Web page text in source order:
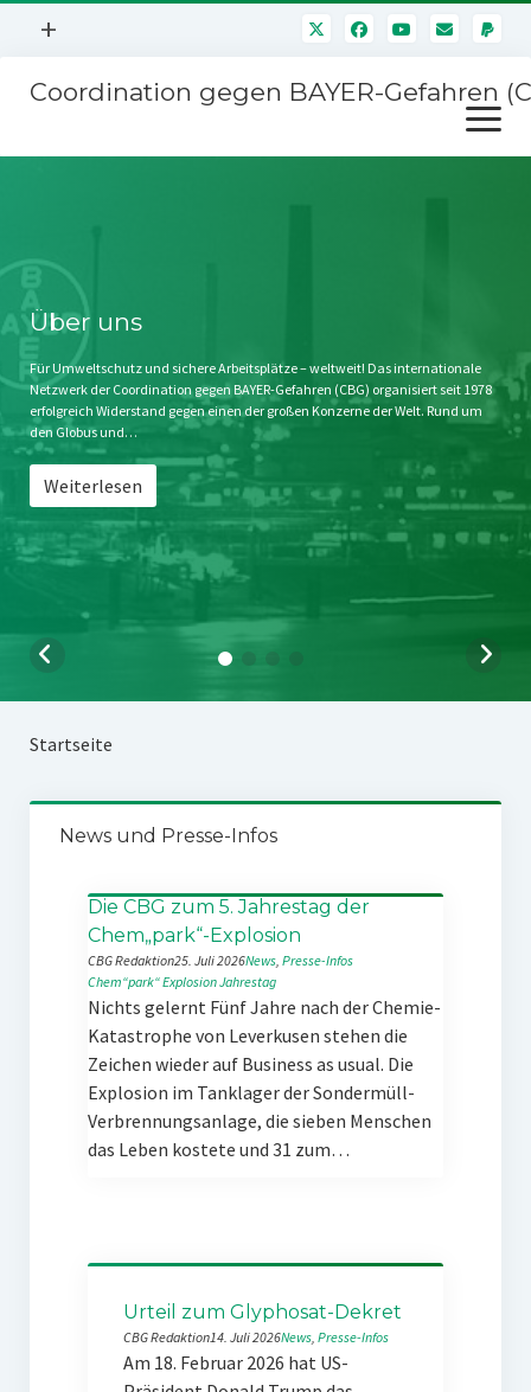
Menü
+
Mitmachen
Kontakt
Impressum
Störfälle
Coordination gegen BAYER-Gefahren
Menü
öffnen
Stichwort BAYER
Jahrestagung
SPENDEN
Über uns
Für Umweltschutz und sichere Arbeitsplätze – weltweit! Das internationale
Netzwerk der Coordination gegen BAYER-Gefahren (CBG) organisiert seit 1978
erfolgreich Widerstand gegen einen der großen Konzerne der Welt. Rund um
den Globus und…
Weiterlesen
Startseite
News und Presse-Infos
Die CBG zum 5. Jahrestag der
Chem„park“-Explosion
CBG Redaktion25. Juli 2026News, Presse-Infos
Chem“park“ExplosionJahrestag
Nichts gelernt Fünf Jahre nach der Chemie-
Katastrophe von Leverkusen stehen die
Zeichen wieder auf Business as usual. Die
Explosion im Tanklager der Sondermüll-
Verbrennungsanlage, die sieben Menschen
das Leben kostete und 31 zum…
Urteil zum Glyphosat-Dekret
CBG Redaktion14. Juli 2026News, Presse-Infos
Am 18. Februar 2026 hat US-